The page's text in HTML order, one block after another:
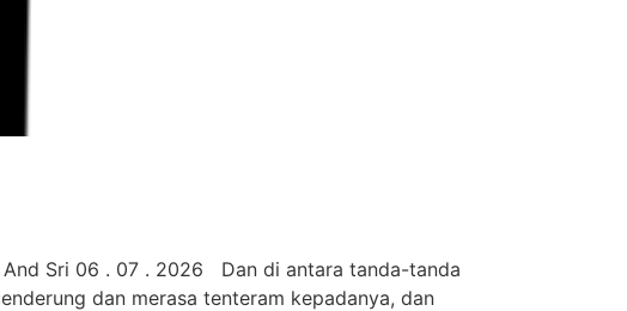
And Sri 06 . 07 . 2026 Dan di antara tanda-tanda
dan merasa tenteram kepadanya, dan